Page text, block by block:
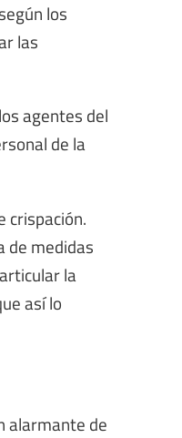
los
las
agentes del
de la
crispación.
de medidas
la
así lo
alarmante de